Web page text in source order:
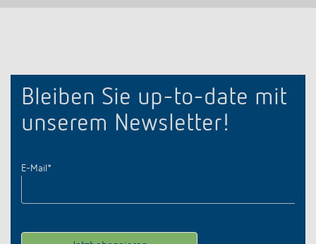
Bleiben Sie up-to-date mit
unserem Newsletter!
E-Mail *